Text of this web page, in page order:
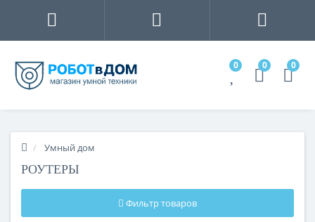
0 0 0
Умный дом
РОУТЕРЫ
Фильтр товаров